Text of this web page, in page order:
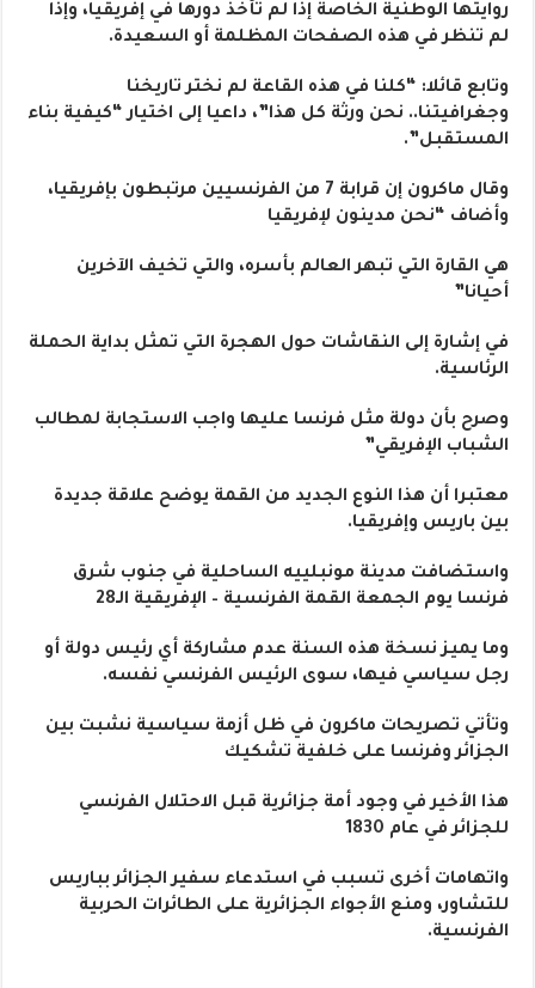
روايتها الوطنية الخاصة إذا لم تأخذ دورها في إفريقيا، وإذا
لم تنظر في هذه الصفحات المظلمة أو السعيدة.
وتابع قائلا: “كلنا في هذه القاعة لم نختر تاريخنا
وجغرافيتنا.. نحن ورثة كل هذا”، داعيا إلى اختيار “كيفية بناء
المستقبل”.
وقال ماكرون إن قرابة 7 من الفرنسيين مرتبطون بإفريقيا،
وأضاف “نحن مدينون لإفريقيا
هي القارة التي تبهر العالم بأسره، والتي تخيف الآخرين
أحيانا”
في إشارة إلى النقاشات حول الهجرة التي تمثل بداية الحملة
الرئاسية.
وصرح بأن دولة مثل فرنسا عليها واجب الاستجابة لمطالب
الشباب الإفريقي”
معتبرا أن هذا النوع الجديد من القمة يوضح علاقة جديدة
بين باريس وإفريقيا.
واستضافت مدينة مونبلييه الساحلية في جنوب شرق
فرنسا يوم الجمعة القمة الفرنسية – الإفريقية الـ28
وما يميز نسخة هذه السنة عدم مشاركة أي رئيس دولة أو
رجل سياسي فيها، سوى الرئيس الفرنسي نفسه.
وتأتي تصريحات ماكرون في ظل أزمة سياسية نشبت بين
الجزائر وفرنسا على خلفية تشكيك
هذا الأخير في وجود أمة جزائرية قبل الاحتلال الفرنسي
للجزائر في عام 1830
واتهامات أخرى تسبب في استدعاء سفير الجزائر بباريس
للتشاور، ومنع الأجواء الجزائرية على الطائرات الحربية
الفرنسية.